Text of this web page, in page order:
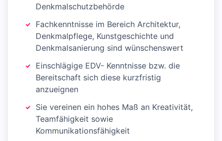
Denkmalschutzbehörde
Fachkenntnisse im Bereich Architektur,
Denkmalpflege, Kunstgeschichte und
Denkmalsanierung sind wünschenswert
Einschlägige EDV- Kenntnisse bzw. die
Bereitschaft sich diese kurzfristig
anzueignen
Sie vereinen ein hohes Maß an Kreativität,
Teamfähigkeit sowie
Kommunikationsfähigkeit